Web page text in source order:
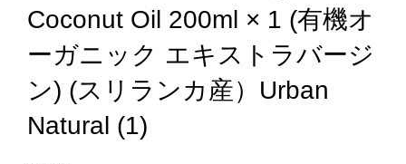
Coconut Oil 200ml × 1 (有機オ
ーガニック エキストラバージ
ン) (スリランカ産）Urban
Natural (1)